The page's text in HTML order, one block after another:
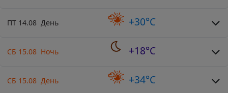
ПТ 14.08 День +30°C
СБ 15.08 Ночь +18°C
СБ 15.08 День +34°C